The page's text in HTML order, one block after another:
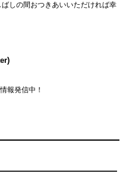
しの間おつきあいいただければ幸
報発信中！